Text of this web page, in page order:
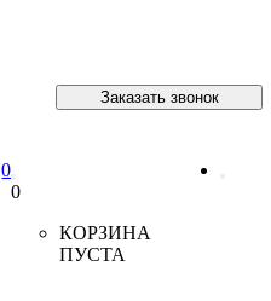
Заказать звонок
0
0
КОРЗИНА
ПУСТА